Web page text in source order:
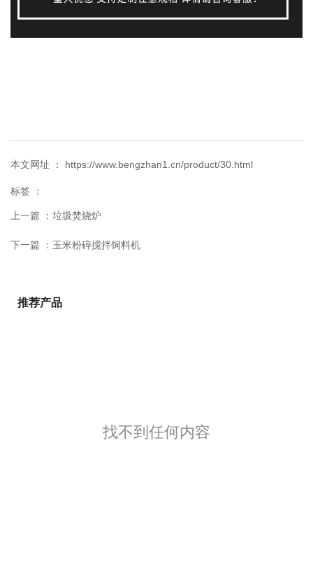
本文网址 ： https://www.bengzhan1.cn/product/30.html
标签 ：
上一篇 ： 垃圾焚烧炉
下一篇 ： 玉米粉碎搅拌饲料机
推荐产品
找不到任何内容